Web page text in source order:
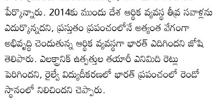
పేర్కొన్నారు. 2014కు ముందు దేశ ఆర్థిక వ్యవస్థ తీవ్ర సవాళ్లను
ఎదుర్కొన్నదని, ప్రస్తుతం ప్రపంచంలోనే అత్యంత వేగంగా
అభివృద్ధి చెందుతున్న ఆర్థిక వ్యవస్థగా భారత్ ఎదిగిందని జోషి
తెలిపారు. ఎలక్ట్రానిక్ ఉత్పత్తుల తయారీ ఎనిమిది రెట్లు
పెరిగిందని, రైల్వే విద్యుదీకరణలో భారత్ ప్రపంచంలో రెండో
స్థానంలో నిలిచిందని చెప్పారు.